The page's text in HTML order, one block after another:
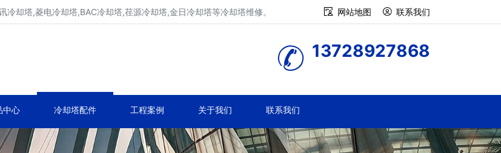
却塔,菱电冷却塔,BAC冷却塔,荏源冷却塔,金日冷却塔等冷却塔维修。 网站地图 联系我们
13728927868
中心 冷却塔配件 工程案例 关于我们 联系我们